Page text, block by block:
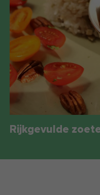
Rijkgevulde